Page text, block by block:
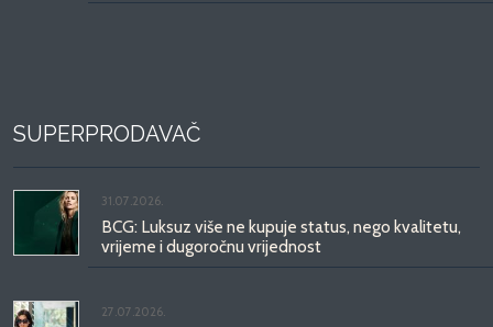
SUPERPRODAVAČ
31.07.2026.
BCG: Luksuz više ne kupuje status, nego kvalitetu,
vrijeme i dugoročnu vrijednost
27.07.2026.